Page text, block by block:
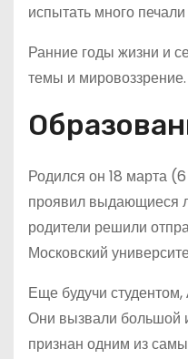
испытать много
Ранние годы жизни и
темы и мировоззрение.
Родился он 18 марта
проявил выдающиеся
родители решили
Московский
Еще будучи
Они вызвали большой
признан одним из